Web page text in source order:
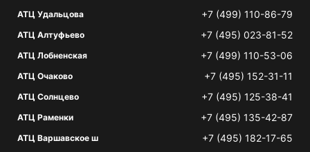
АТЦ Удальцова +7 (499) 110-86-79
АТЦ Алтуфьево +7 (495) 023-81-52
АТЦ Лобненская +7 (499) 110-53-06
АТЦ Очаково +7 (495) 152-31-11
АТЦ Солнцево +7 (495) 125-38-41
АТЦ Раменки +7 (495) 135-42-87
АТЦ Варшавское ш +7 (495) 182-17-65